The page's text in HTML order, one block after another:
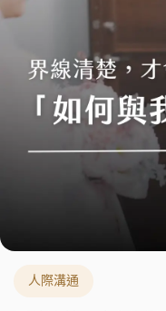
人際溝通